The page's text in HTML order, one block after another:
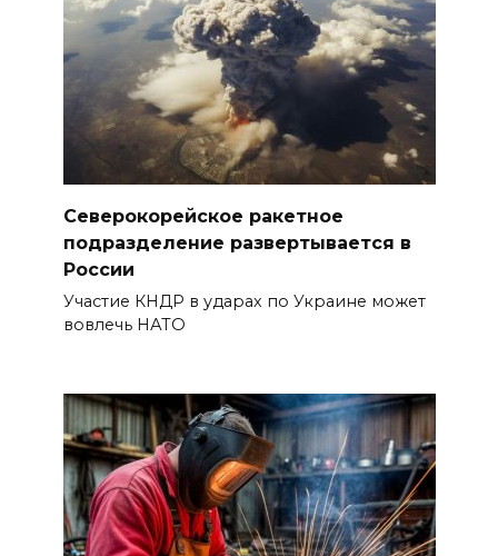
Северокорейское ракетное
подразделение развертывается в
России
Участие КНДР в ударах по Украине может
вовлечь НАТО